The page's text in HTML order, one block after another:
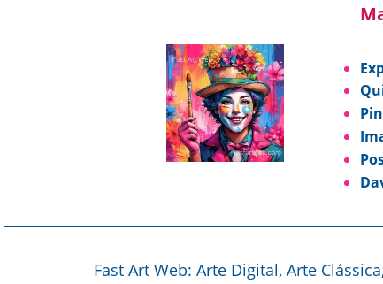
Fast Art Web: Arte Digital, Arte